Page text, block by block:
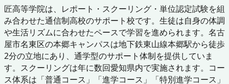
匠高等学院は、レポート・スクーリング・単位認定試験を組
み合わせた通信制高校のサポート校です。生徒は自身の体調
や生活リズムに合わせたペースで学習を進められます。名古
屋市名東区の本郷キャンパスは地下鉄東山線本郷駅から徒歩
2分の立地にあり、通学型のサポート体制を提供していま
す。スクーリングは年に数回愛知県内で実施されます。コー
ス体系は「普通コース」「進学コース」「特別進学コース」